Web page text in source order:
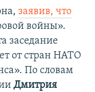
заявив, что
войны».
заседание
от стран НАТО
По словам
Дмитрия